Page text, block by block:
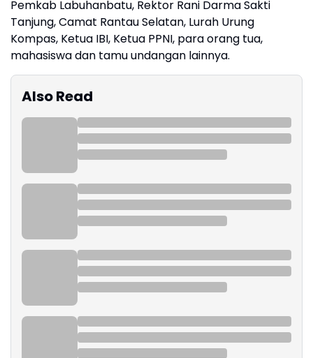
Pemkab Labuhanbatu, Rektor Rani Darma Sakti
Tanjung, Camat Rantau Selatan, Lurah Urung
Kompas, Ketua IBI, Ketua PPNI, para orang tua,
mahasiswa dan tamu undangan lainnya.
Also Read